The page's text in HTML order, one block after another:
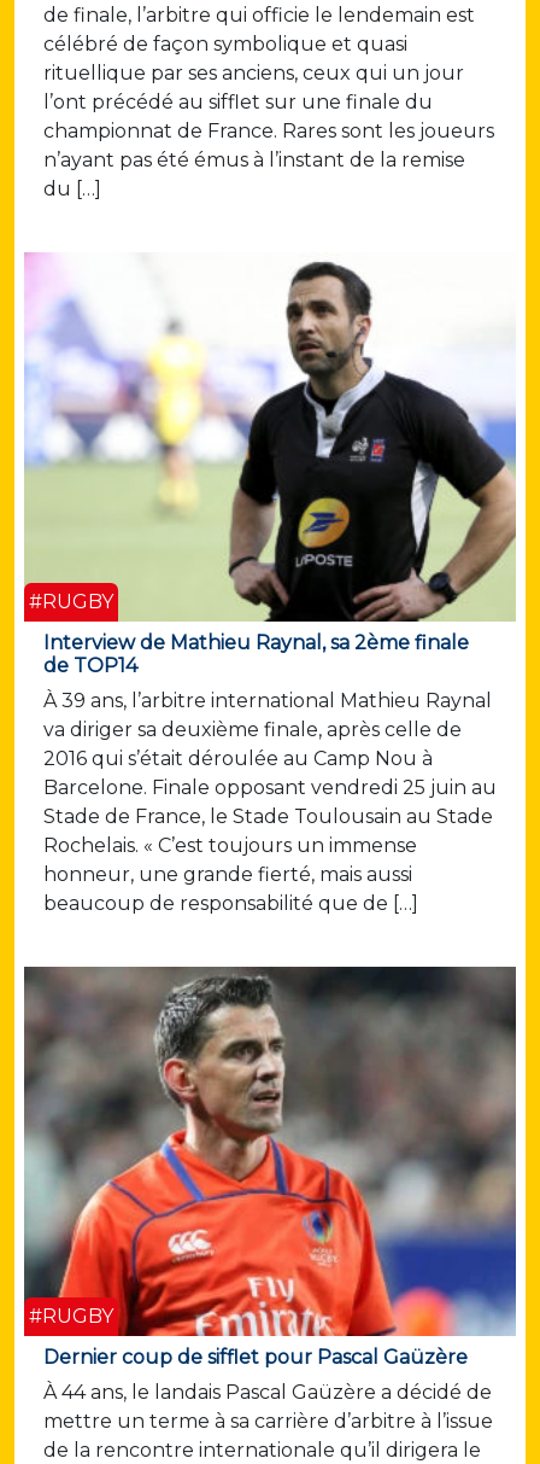
de finale, l’arbitre qui officie le lendemain est
célébré de façon symbolique et quasi
rituellique par ses anciens, ceux qui un jour
l’ont précédé au sifflet sur une finale du
championnat de France. Rares sont les joueurs
n’ayant pas été émus à l’instant de la remise
du […]
#RUGBY
Interview de Mathieu Raynal, sa 2ème finale
de TOP14
À 39 ans, l’arbitre international Mathieu Raynal
va diriger sa deuxième finale, après celle de
2016 qui s’était déroulée au Camp Nou à
Barcelone. Finale opposant vendredi 25 juin au
Stade de France, le Stade Toulousain au Stade
Rochelais. « C’est toujours un immense
honneur, une grande fierté, mais aussi
beaucoup de responsabilité que de […]
#RUGBY
Dernier coup de sifflet pour Pascal Gaüzère
À 44 ans, le landais Pascal Gaüzère a décidé de
mettre un terme à sa carrière d’arbitre à l’issue
de la rencontre internationale qu’il dirigera le